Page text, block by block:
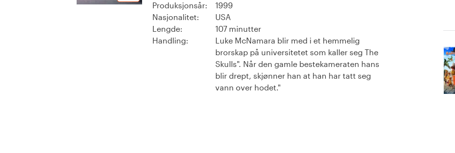
Produksjonsår:
1999
Nasjonalitet:
USA
Lengde:
107 minutter
Handling:
Luke McNamara blir med i et hemmelig
brorskap på universitetet som kaller seg The
Skulls". Når den gamle bestekameraten hans
blir drept, skjønner han at han har tatt seg
vann over hodet."